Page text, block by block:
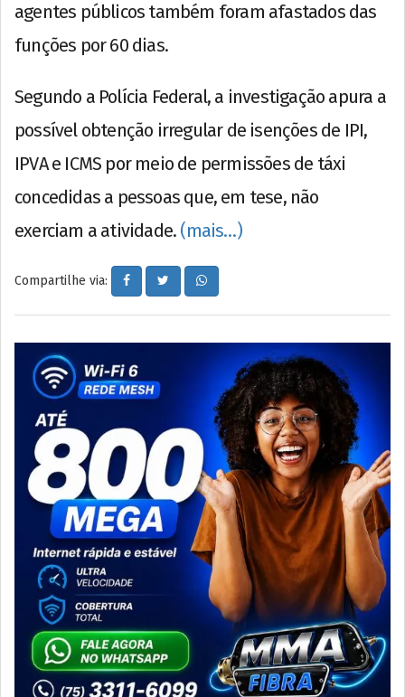
agentes públicos também foram afastados das
funções por 60 dias.
Segundo a Polícia Federal, a investigação apura a
possível obtenção irregular de isenções de IPI,
IPVA e ICMS por meio de permissões de táxi
concedidas a pessoas que, em tese, não
exerciam a atividade. (mais…)
Compartilhe via: